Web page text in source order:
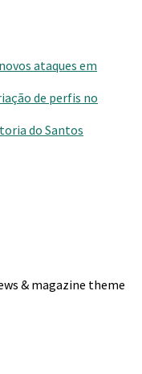
ataques em
de perfis no
do Santos
& magazine theme